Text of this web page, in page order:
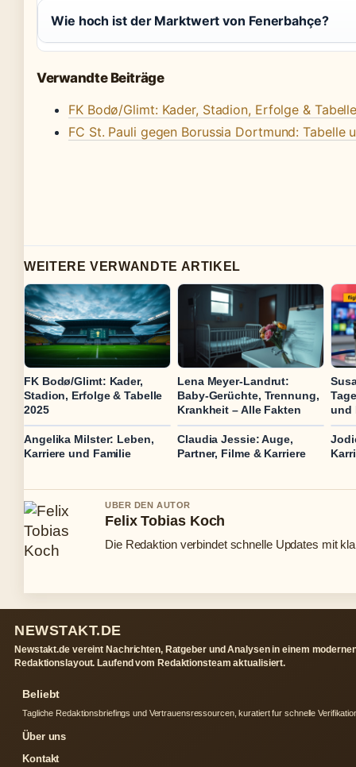
Wie hoch ist der Marktwert von Fenerbahçe?
Verwandte Beiträge
FK Bodø/Glimt: Kader, Stadion, Erfolge &
FC St. Pauli gegen Borussia Dortmund: Tabelle
WEITERE VERWANDTE ARTIKEL
FK Bodø/Glimt: Kader,
Stadion, Erfolge & Tabelle
2025
Lena Meyer-Landrut:
Baby-Gerüchte, Trennung,
Krankheit – Alle Fakten
und
Angelika Milster: Leben,
Karriere und Familie
Claudia Jessie: Auge,
Partner, Filme & Karriere
UBER DEN AUTOR
Felix Tobias Koch
Die Redaktion verbindet schnelle Updates mit
NEWSTAKT.DE
Newstakt.de vereint Nachrichten, Ratgeber und Analysen in einem
Redaktionslayout. Laufend vom Redaktionsteam aktualisiert.
Beliebt
Tagliche Redaktionsbriefings und Vertrauensressourcen, kuratiert fur schnelle
Über uns
Kontakt